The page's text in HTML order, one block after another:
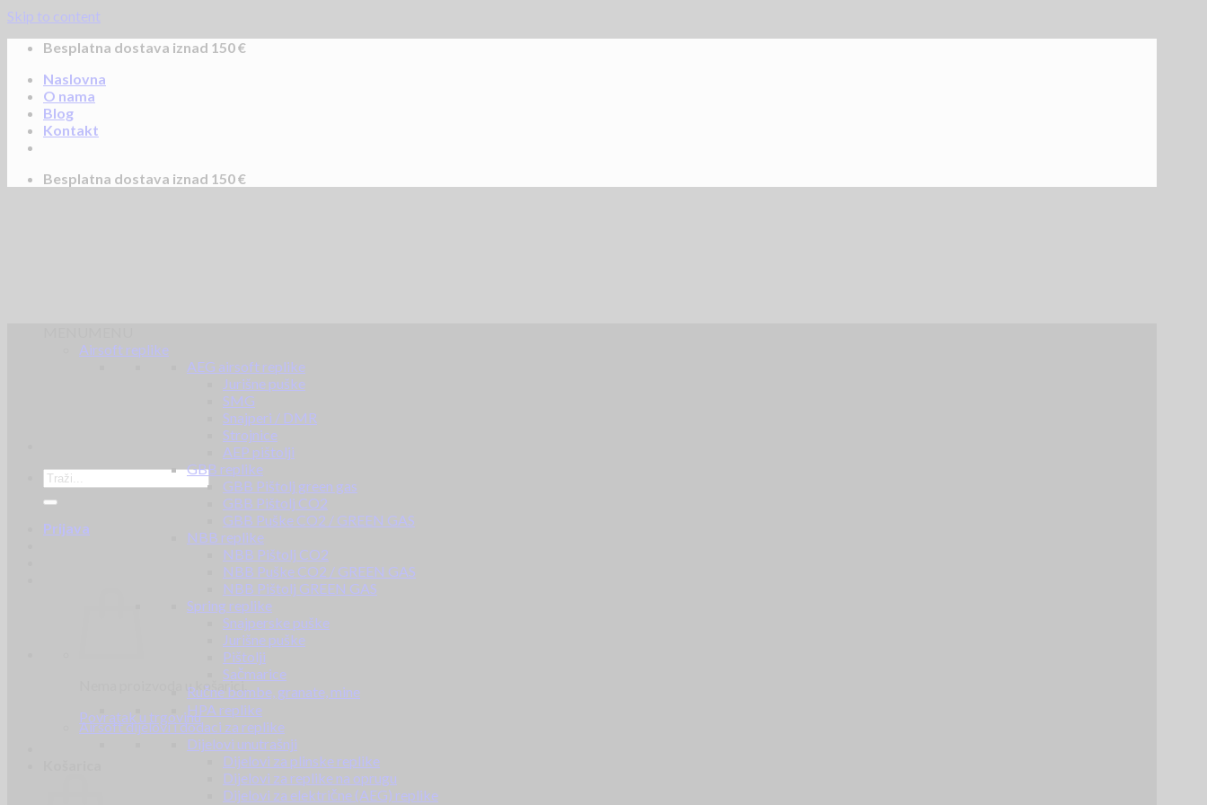
Skip to content
Besplatna dostava iznad 150 €
Naslovna
O nama
Blog
Kontakt
Besplatna dostava iznad 150 €
Prijava
Nema proizvoda u košarici.
Povratak u trgovinu
Airsoft replike
AEG airsoft replike
Jurišne puške
SMG
Snajperi / DMR
Strojnice
AEP pištolji
GBB replike
GBB Pištolj green gas
GBB Pištolj CO2
GBB Puške CO2 / GREEN GAS
NBB replike
NBB Pištolj CO2
NBB Puške CO2 / GREEN GAS
NBB Pištolj GREEN GAS
Spring replike
Snajperske puške
Jurišne puške
Pištolji
Sačmarice
Ručne bombe, granate, mine
HPA replike
Airsoft dijelovi i dodaci za replike
Dijelovi unutrašnji
Dijelovi za plinske replike
Dijelovi za replike na oprugu
Dijelovi za električne (AEG) replike